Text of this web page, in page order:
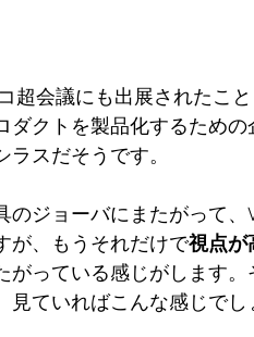
超会議にも出展されたこ
ダクトを製品化するため
スだそうです。
のジョーバにまたがって
が、もうそれだけで視点が
がっている感じがします
見ていればこんな感じで